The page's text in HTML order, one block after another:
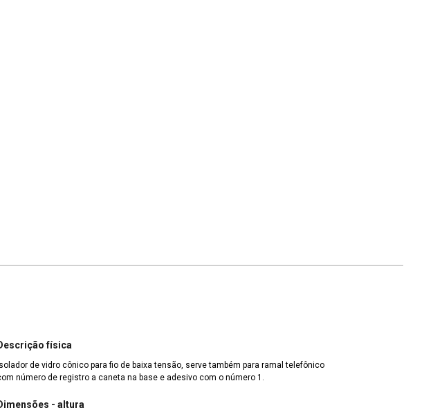
física
Isolador de vidro cônico para fio de baixa tensão, serve também para ramal telefônico
número de registro a caneta na base e adesivo com o número 1.
- altura